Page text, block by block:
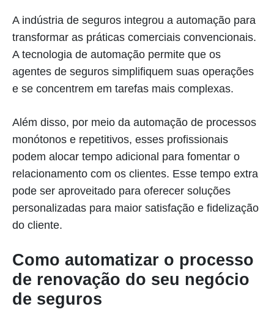
A indústria de seguros integrou a automação para
transformar as práticas comerciais convencionais.
A tecnologia de automação permite que os
agentes de seguros simplifiquem suas operações
e se concentrem em tarefas mais complexas.
Além disso, por meio da automação de processos
monótonos e repetitivos, esses profissionais
podem alocar tempo adicional para fomentar o
relacionamento com os clientes. Esse tempo extra
pode ser aproveitado para oferecer soluções
personalizadas para maior satisfação e fidelização
do cliente.
Como automatizar o processo
de renovação do seu negócio
de seguros